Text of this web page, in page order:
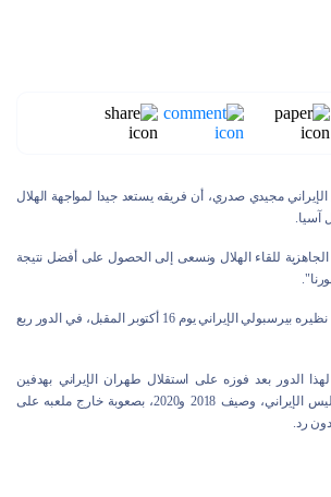
مجيدي صدري، أن فريقه يستعد جيدا لمواجهة الهلال
آسيا.
للقاء الهلال ونسعی إلى الحصول على أفضل نتيجة
ومن المقرر أن يواجه الهلال نظيره بيرسبولي الإيراني يوم 16 أكتوبر المقبل، في الدور ربع
الهلال، بطل 2019، لهذا الدور بعد فوزه على استقلال طهران الإيراني بهدفين
نظيفين، بينما فاز بيرسيبوليس الإيراني، وصيف 2018 و2020، بصعوبة خارج ملعبه على
رد.